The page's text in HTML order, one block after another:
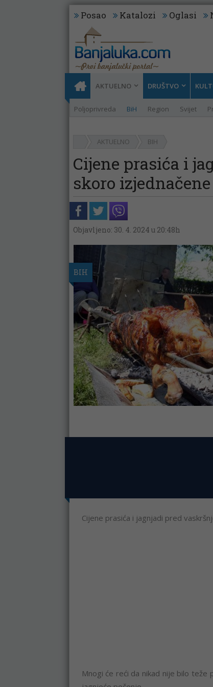
Posao Katalozi Oglasi
AKTUELNO
Poljoprivreda BiH Region Svijet
DRUŠTVO
AKTUELNO BIH
Cijene prasića i
skoro izjednačene
Objavljeno: 30. 4. 2024 u 20:48h
BIH
Cijene prasića i jagnjadi pred
Mnogi će reći da nikad nije bilo teže